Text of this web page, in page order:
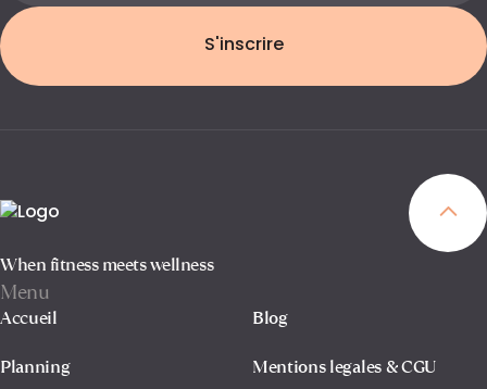
S'inscrire
When fitness meets wellness
Menu
Accueil
Planning
Blog
Mentions legales & CGU